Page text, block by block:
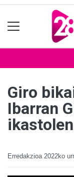
Giro
Ibarran
Erredakzioa 2022ko